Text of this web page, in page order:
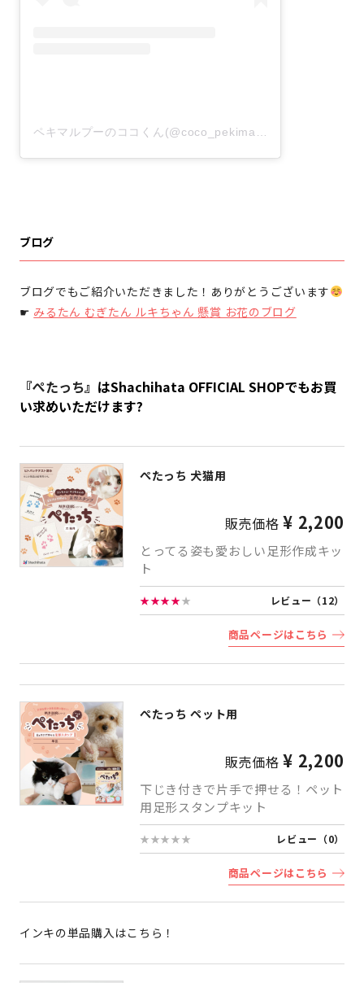
ブログ
ブログでもご紹介いただきました！ありがとうございます
☛ みるたん むぎたん ルキちゃん 懸賞 お花のブログ
『ぺたっち』はShachihata OFFICIAL SHOPでもお買
い求めいただけます?
ぺたっち 犬猫用
販売価格¥ 2,200
とってる姿も愛おしい足形作成キッ
ト
★★★★★ レビュー（12）
商品ページはこちら
ぺたっち ペット用
販売価格¥ 2,200
下じき付きで片手で押せる！ペット
用足形スタンプキット
★★★★★ レビュー（0）
商品ページはこちら
インキの単品購入はこちら！